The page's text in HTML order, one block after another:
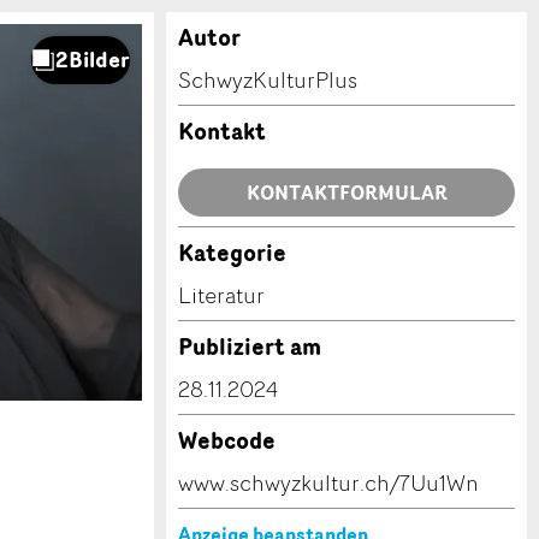
Autor
SchwyzKulturPlus
Kontakt
KONTAKTFORMULAR
Kategorie
Literatur
Publiziert am
28.11.2024
Webcode
www.schwyzkultur.ch/7Uu1Wn